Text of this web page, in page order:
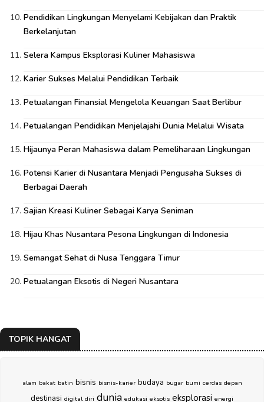
Pendidikan Lingkungan Menyelami Kebijakan dan Praktik
Berkelanjutan
Selera Kampus Eksplorasi Kuliner Mahasiswa
Karier Sukses Melalui Pendidikan Terbaik
Petualangan Finansial Mengelola Keuangan Saat Berlibur
Petualangan Pendidikan Menjelajahi Dunia Melalui Wisata
Hijaunya Peran Mahasiswa dalam Pemeliharaan Lingkungan
Potensi Karier di Nusantara Menjadi Pengusaha Sukses di
Berbagai Daerah
Sajian Kreasi Kuliner Sebagai Karya Seniman
Hijau Khas Nusantara Pesona Lingkungan di Indonesia
Semangat Sehat di Nusa Tenggara Timur
Petualangan Eksotis di Negeri Nusantara
TOPIK HANGAT
alam bakat batin bisnis bisnis-karier budaya bugar bumi cerdas depan
destinasi digital diri dunia edukasi eksotis eksplorasi energi